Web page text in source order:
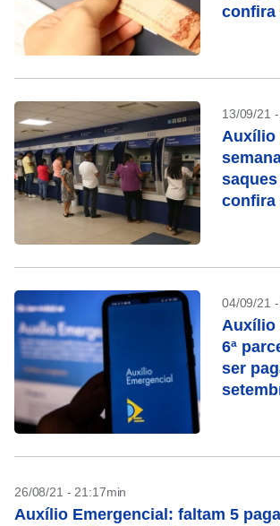
confira
13/09/21
Auxílio
saques
confira
04/09/21
Auxílio
6ª
ser
26/08/21 - 21:17min
Auxílio Emergencial: faltam 5